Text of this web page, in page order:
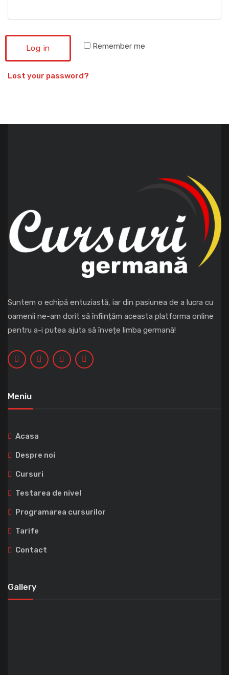
Remember me
Log in
Lost your password?
Suntem o echipă entuziastă, iar din pasiunea de a lucra cu
oamenii ne-am dorit să înființăm aceasta platforma online
pentru a-i putea ajuta să învețe limba germană!
Meniu
Acasa
Despre noi
Cursuri
Testarea de nivel
Programarea cursurilor
Tarife
Contact
Gallery